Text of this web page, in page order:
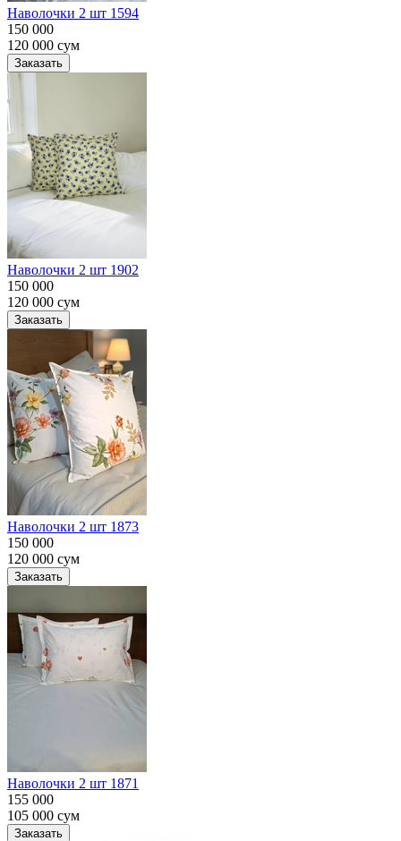
Наволочки 2 шт 1594
150 000
120 000 сум
Заказать
Наволочки 2 шт 1902
150 000
120 000 сум
Заказать
Наволочки 2 шт 1873
150 000
120 000 сум
Заказать
Наволочки 2 шт 1871
155 000
105 000 сум
Заказать